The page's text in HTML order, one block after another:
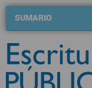
SUMARIO